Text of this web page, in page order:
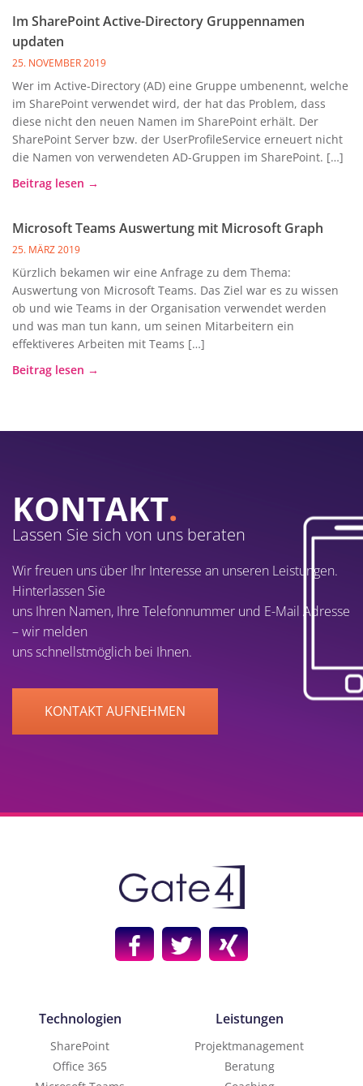
Im SharePoint Active-Directory Gruppennamen
updaten
25. NOVEMBER 2019
Wer im Active-Directory (AD) eine Gruppe umbenennt, welche
im SharePoint verwendet wird, der hat das Problem, dass
diese nicht den neuen Namen im SharePoint erhält. Der
SharePoint Server bzw. der UserProfileService erneuert nicht
die Namen von verwendeten AD-Gruppen im SharePoint. […]
Beitrag lesen →
Microsoft Teams Auswertung mit Microsoft Graph
25. MÄRZ 2019
Kürzlich bekamen wir eine Anfrage zu dem Thema:
Auswertung von Microsoft Teams. Das Ziel war es zu wissen
ob und wie Teams in der Organisation verwendet werden
und was man tun kann, um seinen Mitarbeitern ein
effektiveres Arbeiten mit Teams […]
Beitrag lesen →
KONTAKT.
Lassen Sie sich von uns beraten
Wir freuen uns über Ihr Interesse an unseren Leistungen.
Hinterlassen Sie
uns Ihren Namen, Ihre Telefonnummer und E-Mail Adresse
– wir melden
uns schnellstmöglich bei Ihnen.
KONTAKT AUFNEHMEN
Technologien
SharePoint
Office 365
Leistungen
Projektmanagement
Beratung